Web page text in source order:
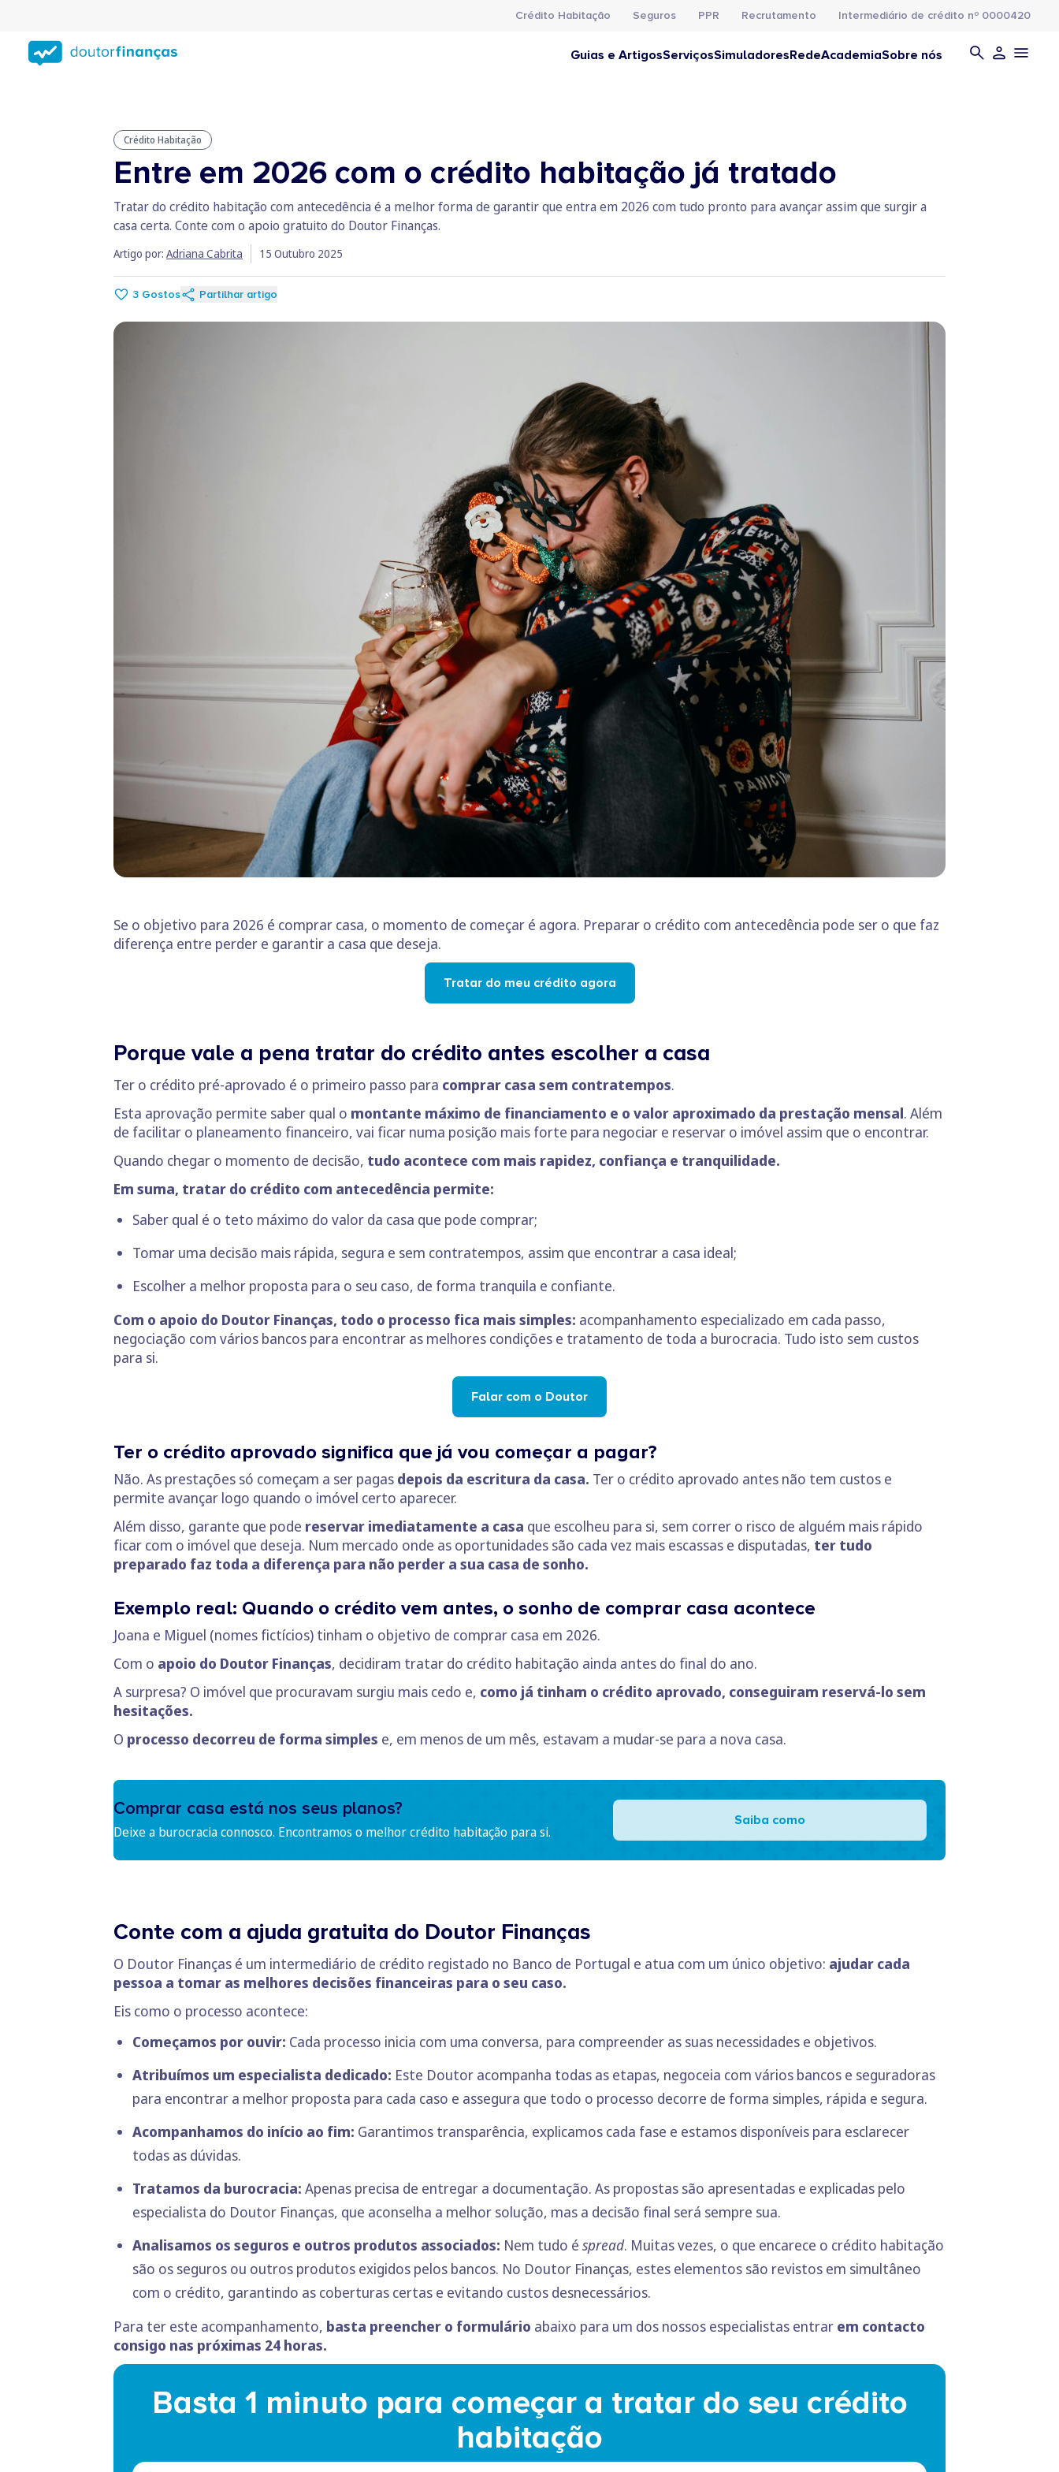
conteúdo
principal
Crédito Habitação Seguros PPR Recrutamento Intermediário de crédito nº 0000420
Guias e ArtigosServiçosSimuladoresRedeAcademiaSobre nós
Crédito Habitação
Entre em 2026 com o crédito habitação já tratado
Tratar do crédito habitação com antecedência é a melhor forma de garantir que entra em 2026 com tudo pronto para avançar assim que surgir a
casa certa. Conte com o apoio gratuito do Doutor Finanças.
Artigo por: Adriana Cabrita 15 Outubro 2025
3 Gostos Partilhar artigo
Se o objetivo para 2026 é comprar casa, o momento de começar é agora. Preparar o crédito com antecedência pode ser o que faz
diferença entre perder e garantir a casa que deseja.
Tratar do meu crédito agora
Porque vale a pena tratar do crédito antes escolher a casa
Ter o crédito pré-aprovado é o primeiro passo para comprar casa sem contratempos.
Esta aprovação permite saber qual o montante máximo de financiamento e o valor aproximado da prestação mensal. Além
de facilitar o planeamento financeiro, vai ficar numa posição mais forte para negociar e reservar o imóvel assim que o encontrar.
Quando chegar o momento de decisão, tudo acontece com mais rapidez, confiança e tranquilidade.
Em suma, tratar do crédito com antecedência permite:
Saber qual é o teto máximo do valor da casa que pode comprar;
Tomar uma decisão mais rápida, segura e sem contratempos, assim que encontrar a casa ideal;
Escolher a melhor proposta para o seu caso, de forma tranquila e confiante.
Com o apoio do Doutor Finanças, todo o processo fica mais simples: acompanhamento especializado em cada passo,
negociação com vários bancos para encontrar as melhores condições e tratamento de toda a burocracia. Tudo isto sem custos
para si.
Falar com o Doutor
Ter o crédito aprovado significa que já vou começar a pagar?
Não. As prestações só começam a ser pagas depois da escritura da casa. Ter o crédito aprovado antes não tem custos e
permite avançar logo quando o imóvel certo aparecer.
Além disso, garante que pode reservar imediatamente a casa que escolheu para si, sem correr o risco de alguém mais rápido
ficar com o imóvel que deseja. Num mercado onde as oportunidades são cada vez mais escassas e disputadas, ter tudo
preparado faz toda a diferença para não perder a sua casa de sonho.
Exemplo real: Quando o crédito vem antes, o sonho de comprar casa acontece
Joana e Miguel (nomes fictícios) tinham o objetivo de comprar casa em 2026.
Com o apoio do Doutor Finanças, decidiram tratar do crédito habitação ainda antes do final do ano.
A surpresa? O imóvel que procuravam surgiu mais cedo e, como já tinham o crédito aprovado, conseguiram reservá-lo sem
hesitações.
O processo decorreu de forma simples e, em menos de um mês, estavam a mudar-se para a nova casa.
Comprar casa está nos seus planos?
Deixe a burocracia connosco. Encontramos o melhor crédito habitação para si.
Saiba como
Conte com a ajuda gratuita do Doutor Finanças
O Doutor Finanças é um intermediário de crédito registado no Banco de Portugal e atua com um único objetivo: ajudar cada
pessoa a tomar as melhores decisões financeiras para o seu caso.
Eis como o processo acontece:
Começamos por ouvir: Cada processo inicia com uma conversa, para compreender as suas necessidades e objetivos.
Atribuímos um especialista dedicado: Este Doutor acompanha todas as etapas, negoceia com vários bancos e seguradoras
para encontrar a melhor proposta para cada caso e assegura que todo o processo decorre de forma simples, rápida e segura.
Acompanhamos do início ao fim: Garantimos transparência, explicamos cada fase e estamos disponíveis para esclarecer
todas as dúvidas.
Tratamos da burocracia: Apenas precisa de entregar a documentação. As propostas são apresentadas e explicadas pelo
especialista do Doutor Finanças, que aconselha a melhor solução, mas a decisão final será sempre sua.
Analisamos os seguros e outros produtos associados: Nem tudo é spread. Muitas vezes, o que encarece o crédito habitação
são os seguros ou outros produtos exigidos pelos bancos. No Doutor Finanças, estes elementos são revistos em simultâneo
com o crédito, garantindo as coberturas certas e evitando custos desnecessários.
Para ter este acompanhamento, basta preencher o formulário abaixo para um dos nossos especialistas entrar em contacto
consigo nas próximas 24 horas.
Basta 1 minuto para começar a tratar do seu crédito
habitação